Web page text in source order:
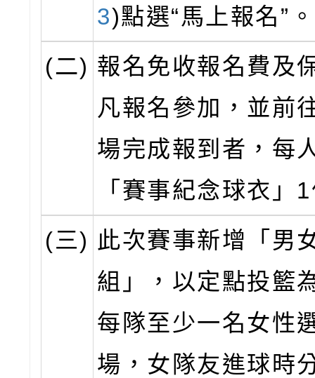
3)點選“馬上報名”。
(二) 報名免收報名費及
凡報名參加，並前
場完成報到者，每
「賽事紀念球衣」
(三) 此次賽事新增「男
組」，以定點投籃
每隊至少一名女性
場，女隊友進球時